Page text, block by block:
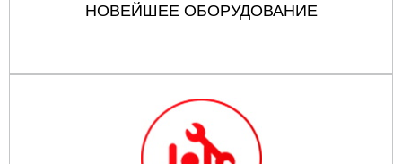
НОВЕЙШЕЕ ОБОРУДОВАНИЕ